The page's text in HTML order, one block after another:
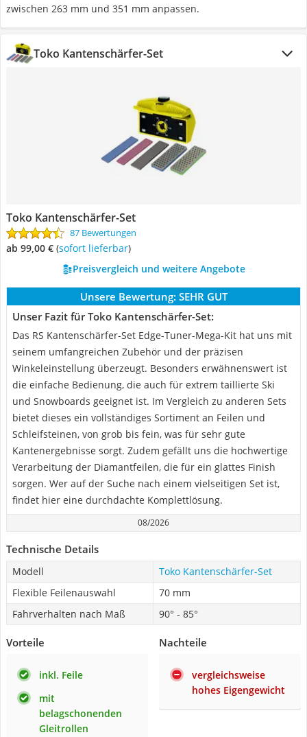
zwischen 263 mm und 351 mm anpassen.
Toko Kantenschärfer-Set
Toko Kantenschärfer-Set
87 Bewertungen
ab 99,00 € ( Sofort lieferbar)
Preisvergleich und weitere Angebote
Unsere Bewertung: SEHR GUT
Unser Fazit für Toko Kantenschärfer-Set:
Das RS Kantenschärfer-Set Edge-Tuner-Mega-Kit hat uns mit
seinem umfangreichen Zubehör und der präzisen
Winkeleinstellung überzeugt. Besonders erwähnenswert ist
die einfache Bedienung, die auch für extrem taillierte Ski
und Snowboards geeignet ist. Im Vergleich zu anderen Sets
bietet dieses ein vollständiges Sortiment an Feilen und
Schleifsteinen, von grob bis fein, was für sehr gute
Kantenergebnisse sorgt. Zudem gefällt uns die hochwertige
Verarbeitung der Diamantfeilen, die für ein glattes Finish
sorgen. Wer auf der Suche nach einem vielseitigen Set ist,
findet hier eine durchdachte Komplettlösung.
08/2026
Technische Details
Modell
Toko Kantenschärfer-Set
Flexible Feilenauswahl
70 mm
Fahrverhalten nach Maß
90° - 85°
Vorteile
inkl. Feile
mit
belagschonenden
Gleitrollen
Nachteile
vergleichsweise
hohes Eigengewicht